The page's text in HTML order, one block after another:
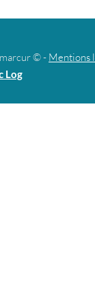
© - Mentions
Log